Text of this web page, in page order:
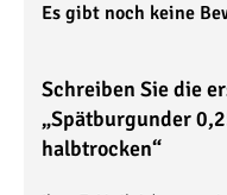
Es gibt noch keine
Schreiben Sie die
„Spätburgunder
halbtrocken“